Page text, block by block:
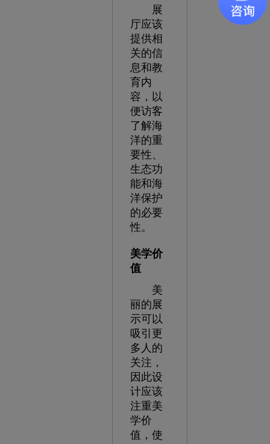
展
厅应该
提供相
关的信
息和教
育内
容，以
便访客
了解海
洋的重
要性、
生态功
能和海
洋保护
的必要
性。
美学价
值
美
丽的展
示可以
吸引更
多人的
关注，
因此设
计应该
注重美
学价
值，使